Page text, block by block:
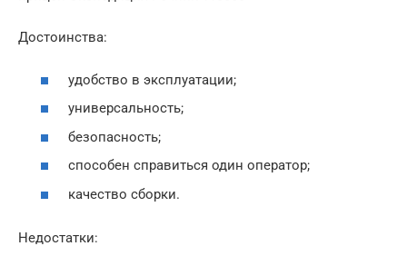
Достоинства:
удобство в эксплуатации;
универсальность;
безопасность;
способен справиться один оператор;
качество сборки.
Недостатки: